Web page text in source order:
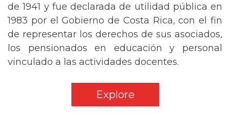
de 1941 y fue declarada de utilidad pública en
1983 por el Gobierno de Costa Rica, con el fin
de representar los derechos de sus asociados,
los pensionados en educación y personal
vinculado a las actividades docentes.
Explore